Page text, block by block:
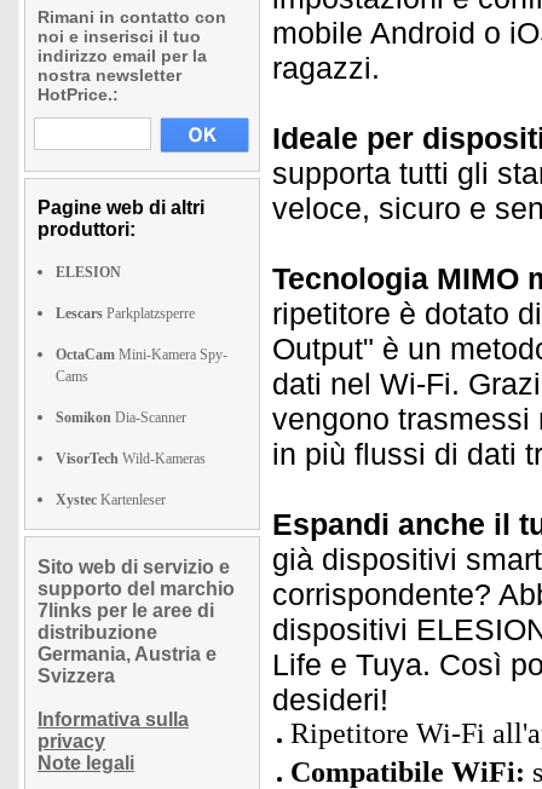
Rimani in contatto con
noi e inserisci il tuo
indirizzo email per la
nostra newsletter
HotPrice.:
Pagine web di altri
produttori:
ELESION
Lescars Parkplatzsperre
OctaCam Mini-Kamera Spy-
Cams
Somikon Dia-Scanner
VisorTech Wild-Kameras
Xystec Kartenleser
Sito web di servizio e
supporto del marchio
7links per le aree di
distribuzione
Germania, Austria e
Svizzera
Informativa sulla
privacy
Note legali
mobile Android o
ragazzi.
Ideale per
supporta tutti gli
veloce, sicuro e
Tecnologia MIMO
ripetitore è dotato
Output" è un
dati nel Wi-Fi.
vengono trasmessi
in più flussi di dati
Espandi anche il
già dispositivi
corrispondente?
dispositivi
Life e Tuya. Così
desideri!
Ripetitore Wi-Fi
Compatibile WiFi: